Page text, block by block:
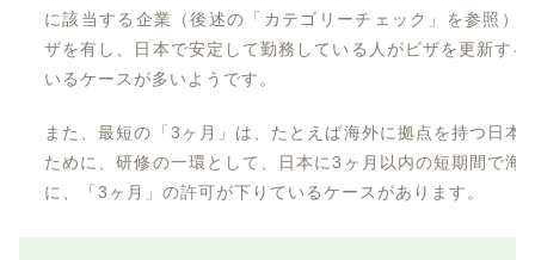
に該当する企業（後述の「カテゴリーチェック」を参照）
ザを有し、日本で安定して勤務している人がビザを更新す
いるケースが多いようです。
また、最短の「3ヶ月」は、たとえば海外に拠点を持つ日本
ために、研修の一環として、日本に3ヶ月以内の短期間で海
に、「3ヶ月」の許可が下りているケースがあります。